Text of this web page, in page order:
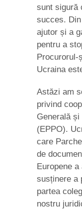
sunt sigură
succes.
ajutor și a
pentru a
Procurorul-
Ucraina
Astăzi am
privind
Generală
(EPPO).
care
de
Europene
susținere a
partea
nostru